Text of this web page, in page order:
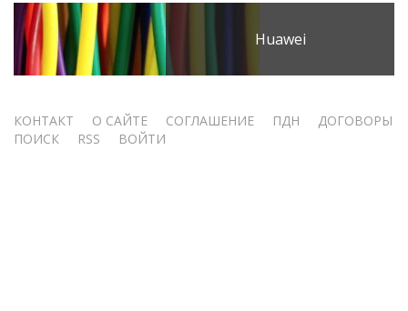
Huawei
Меню
КОНТАКТ О САЙТЕ СОГЛАШЕНИЕ ПДН
ДОГОВОРЫ
ПОИСК
RSS ВОЙТИ